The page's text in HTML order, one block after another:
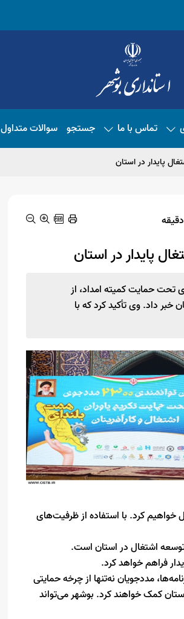
تماس با ما جستجو سوالات متداول
استانداری بوشهر در جشن توانمندسازی ۲۳۰۰ مددجوی تحت حمایت کمیته امداد، از
داد. وی تأکید کرد که با
کرد. با استفاده از ظرفیت‌های
اشتغال در استان است.
فراهم خواهد کرد.
مددجویان نه‌تنها از چرخه حمایتی
کمک خواهند کرد. بوشهر می‌تواند